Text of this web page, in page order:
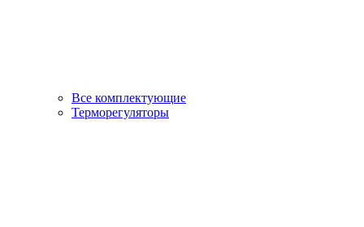
Все комплектующие
Терморегуляторы